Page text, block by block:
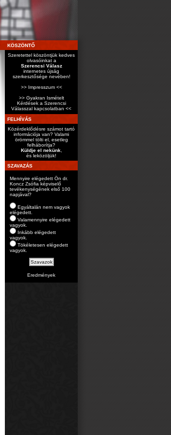
KÖSZÖNTŐ
Szeretettel köszöntjük kedves
olvasóinkat a
Szerencsi Válasz
internetes újság
szerkesztősége nevében!
>> Impresszum <<
>> Gyakran Ismételt
Kérdések a Szerencsi
Válasszal kapcsolatban <<
FELHÍVÁS
Közérdeklődésre számot tartó
információja van? Valami
örömmel tölti el, esetleg
felháborítja?
Küldje el nekünk,
és leközöljük!
SZAVAZÁS
Mennyire elégedett Ön dr.
Koncz Zsófia képviselő
tevékenységének első 100
napjával?
Egyáltalán nem vagyok
elégedett.
Valamennyire elégedett
vagyok.
Inkább elégedett
vagyok.
Tökéletesen elégedett
vagyok.
Eredmények